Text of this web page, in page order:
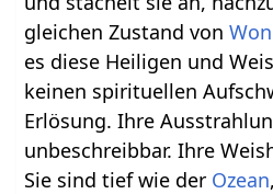
gleichen Zustand von
es diese Heiligen und
keinen spirituellen
Erlösung. Ihre
unbeschreibbar. Ihre
Sie sind tief wie der Ozean